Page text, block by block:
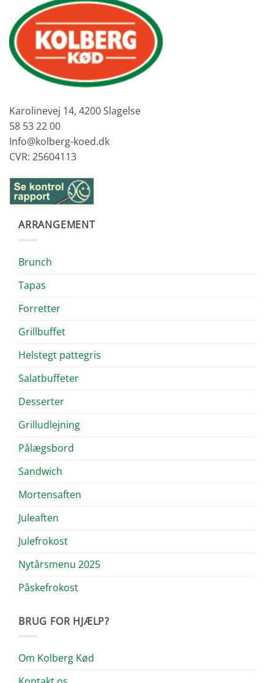
Karolinevej 14, 4200 Slagelse
58 53 22 00
Info@kolberg-koed.dk
CVR: 25604113
ARRANGEMENT
Brunch
Tapas
Forretter
Grillbuffet
Helstegt pattegris
Salatbuffeter
Desserter
Grilludlejning
Pålægsbord
Sandwich
Mortensaften
Juleaften
Julefrokost
Nytårsmenu 2025
Påskefrokost
BRUG FOR HJÆLP?
Om Kolberg Kød